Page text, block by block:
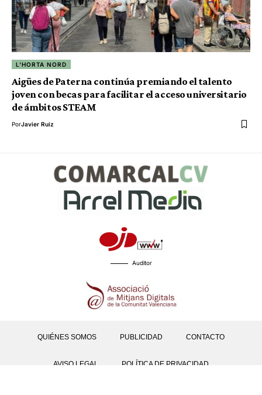
L'HORTA NORD
Aigües de Paterna continúa premiando el talento
joven con becas para facilitar el acceso universitario
de ámbitos STEAM
PorJavier Ruiz
Auditor
QUIÉNES SOMOS PUBLICIDAD CONTACTO
AVISO LEGAL POLÍTICA DE PRIVACIDAD